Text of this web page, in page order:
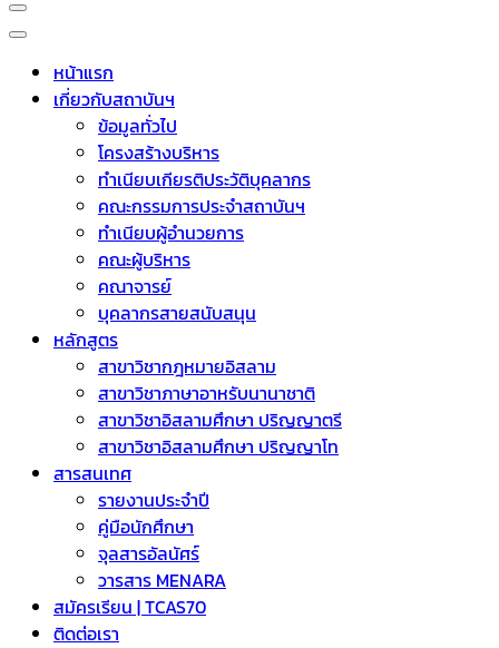
หน้าแรก
เกี่ยวกับสถาบันฯ
ข้อมูลทั่วไป
โครงสร้างบริหาร
ทำเนียบเกียรติประวัติบุคลากร
คณะกรรมการประจำสถาบันฯ
ทำเนียบผู้อำนวยการ
คณะผู้บริหาร
คณาจารย์
บุคลากรสายสนับสนุน
หลักสูตร
สาขาวิชากฎหมายอิสลาม
สาขาวิชาภาษาอาหรับนานาชาติ
สาขาวิชาอิสลามศึกษา ปริญญาตรี
สาขาวิชาอิสลามศึกษา ปริญญาโท
สารสนเทศ
รายงานประจำปี
คู่มือนักศึกษา
จุลสารอัลนัศร์
วารสาร MENARA
สมัครเรียน | TCAS70
ติดต่อเรา